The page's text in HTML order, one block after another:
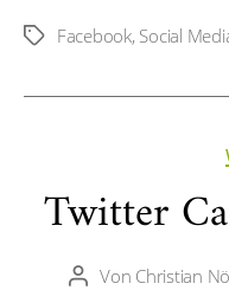
Schlagwörter
Facebook, Social
Twitter
Beitragsautor
Von Christian